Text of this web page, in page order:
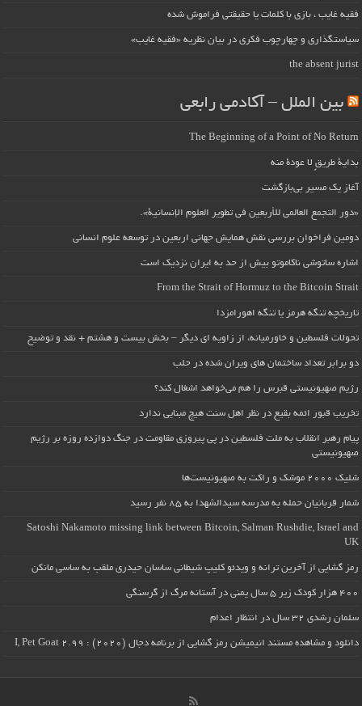
فقیه غایب ، بازی با کلمات یا حقیقتی فراموش شده
سیاستگذاری و چهارچوب فکری در بیان نظریه «فقیه غایب»
the absent jurist
بین الملل – آکادمی رابعی
The Beginning of a Point of No Return
بداية طريقٍ لا عودة منه
آغاز یک مسیر بی‌بازگشت
«دور التجمع العالمي للأربعين في تطوير العلوم الإنسانية».
دومین فراخوان بررسی نقش همایش جهانی اربعین در توسعه علوم انسانی
اشاره ساتوشی ناکاموتو بیش از حد به ایران نزدیک است
From the Strait of Hormuz to the Bitcoin Strait
تاریخچه تنگه هرمز یا تنگه اهورامزدا
تحولات فلسطین و خاورمیانه، از زاویه ای دیگر – بخش بیست و هشتم + نقد و توضیح
دو برابر تعداد ساختمان های ویران شده در حلب
رژیم صهیونیستی قبرس را هم می‌خواهد اشغال کند؟
تخریب قبور ائمه بقیع در نظر اهل سنت هیچ مبنایی ندارد
پیام رهبر انقلاب به ملت فلسطین در پی پیروزی مقاومت در جنگ دوازده روزه بر رژیم
صهیونیستی
شلیک ۲۰۰۰ موشک و راکت به صهیونیست‌ها
شمار قربانیان حمله به مدرسه سیدالشهدا به ۸۵ نفر رسید
Satoshi Nakamoto missing link between Bitcoin, Salman Rushdie, Israel and
UK
رمز گشایی از آخرین ترانه و ویدئو کلیپ شیطانی ساسان حیدری ملقب به ساسی مانکن
۴۰۰ هزار کودک زیر ۵ سال یمنی در آستانه مرگ از گرسنگی
سلمان رشدی ۳۲ سال در انتظار اعدام
دانلود و مشاهده مستند انیمیشن رمز گشایی از برنامه دجال (۲۰۲۰) : I, Pet Goat 2.99